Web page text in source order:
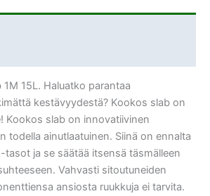
1M 15L. Haluatko parantaa
kestävyydestä? Kookos slab on
Kookos slab on innovatiivinen
todella ainutlaatuinen. Siinä on ennalta
tasot ja se säätää itsensä täsmälleen
Vahvasti sitoutuneiden
ansiosta ruukkuja ei tarvita.